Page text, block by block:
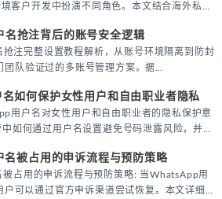
客户开发中扮演不同角色。本文结合海外私域
优化WhatsApp营销策略。
抢注背后的账号安全逻辑
注完整设置教程解析，从账号环境隔离到防封
团队验证过的多账号管理方案。据
。如何保护女性用户和自由职业者隐私
用户名对女性用户和自由职业者的隐私保护意
如何通过用户名设置避免号码泄露风险，并提
通的首要考量。
被占用的申诉流程与预防策略
占用的申诉流程与预防策略: 当WhatsApp用
户可以通过官方申诉渠道尝试恢复。本文详细解